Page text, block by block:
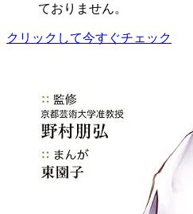
ておりません。
クリックして今すぐチェック